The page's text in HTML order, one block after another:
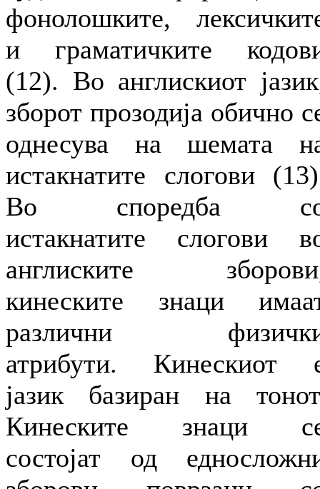
фонолошките,
и граматичките
(12). Во англискиот
зборот прозодија обично
однесува на шемата
истакнатите слогови
Во споредба
истакнатите слогови
англиските
кинеските знаци
различни
атрибути. Кинескиот
јазик базиран на
Кинеските знаци
состојат од